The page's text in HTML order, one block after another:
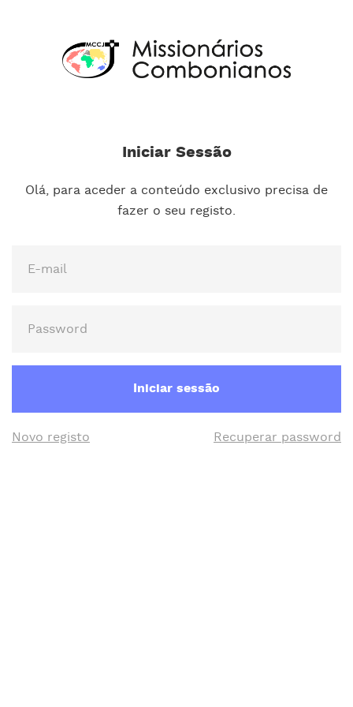
Iniciar Sessão
Olá, para aceder a conteúdo exclusivo precisa de
fazer o seu registo.
Iniciar sessão
Novo registo Recuperar password